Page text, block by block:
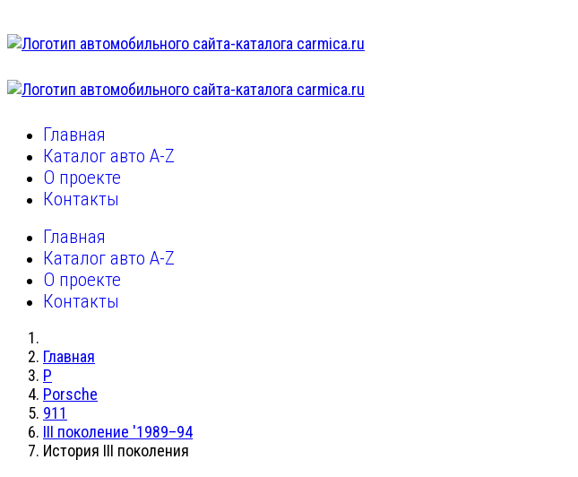
Главная
Каталог авто A-Z
О проекте
Контакты
Главная
Каталог авто A-Z
О проекте
Контакты
Главная
P
Porsche
911
III поколение '1989–94
История III поколения